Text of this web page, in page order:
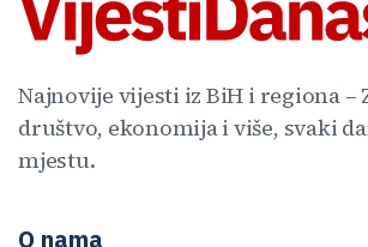
Najnovije vijesti iz BiH i regiona –
društvo, ekonomija i više, svaki
mjestu.
O nama